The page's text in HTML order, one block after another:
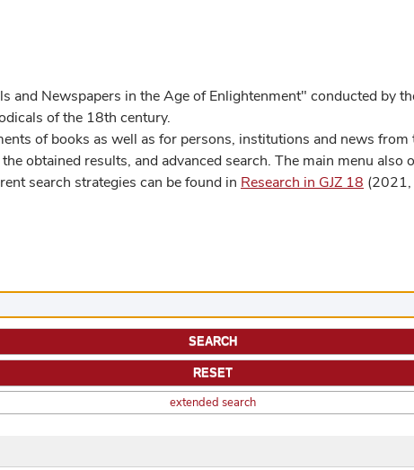
and Newspapers in the Age of Enlightenment" conducted by
of the 18th century.
of books as well as for persons, institutions and news
obtained results, and advanced search. The main menu also
search strategies can be found in Research in GJZ 18 (2021,
extended search